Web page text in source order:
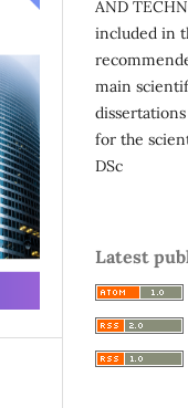
AND
included in
main
for the
DSc
Latest